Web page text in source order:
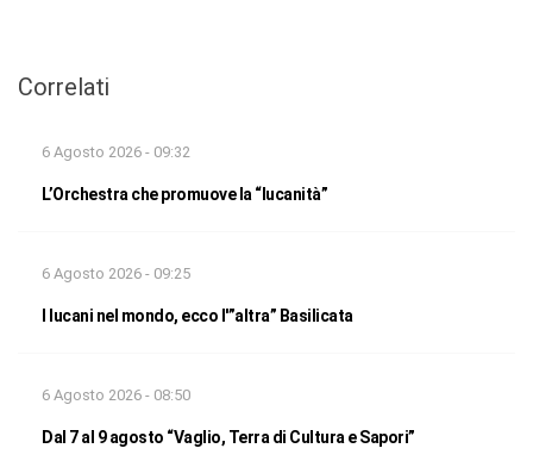
Correlati
6 Agosto 2026 - 09:32
L’Orchestra che promuove la “lucanità”
6 Agosto 2026 - 09:25
I lucani nel mondo, ecco l'”altra” Basilicata
6 Agosto 2026 - 08:50
Dal 7 al 9 agosto “Vaglio, Terra di Cultura e Sapori”